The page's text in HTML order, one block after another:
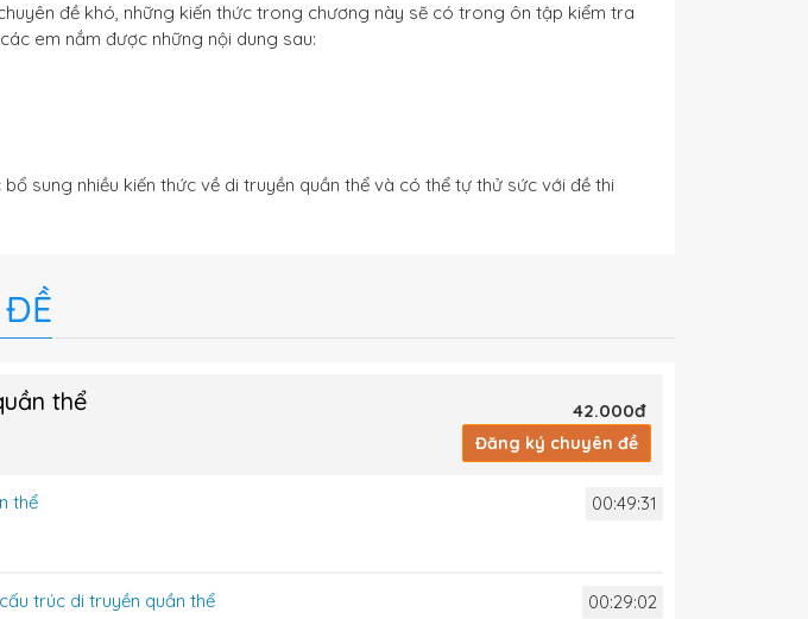
đề khó, những kiến thức trong chương này sẽ có trong ôn tập kiểm tra
em nắm được những nội dung sau:
sung nhiều kiến thức về di truyền quần thể và có thể tự thử sức với đề thi
42.000đ
Đăng ký chuyên đề
thể
00:49:31
thể
00:29:02
trúc di truyền quần thể